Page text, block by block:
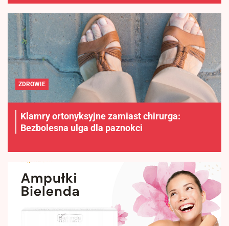
ZDROWIE
Klamry ortonyksyjne zamiast chirurga:
Bezbolesna ulga dla paznokci